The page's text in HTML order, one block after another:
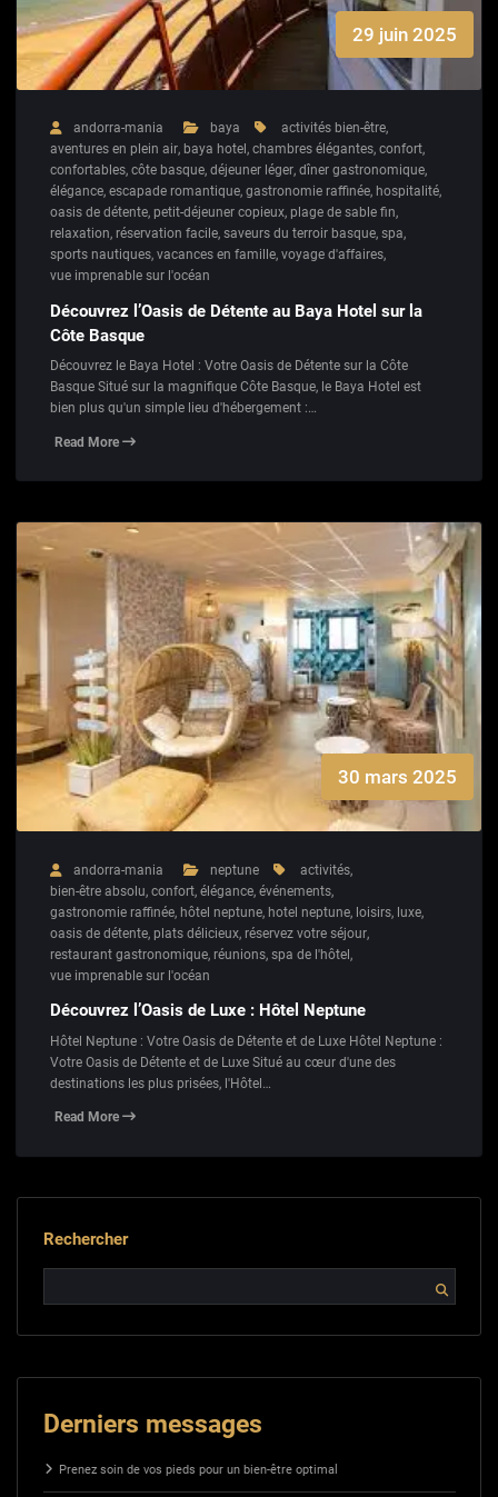
29 juin 2025
andorra-mania baya activités bien-être,
aventures en plein air, baya hotel , chambres élégantes, confort,
confortables, côte basque, déjeuner léger, dîner gastronomique,
élégance, escapade romantique, gastronomie raffinée, hospitalité,
oasis de détente, petit-déjeuner copieux, plage de sable fin,
relaxation, réservation facile, saveurs du terroir basque, spa,
sports nautiques, vacances en famille, voyage d'affaires,
vue imprenable sur l'océan
Découvrez l’Oasis de Détente au Baya Hotel sur la
Côte Basque
Découvrez le Baya Hotel : Votre Oasis de Détente sur la Côte
Basque Situé sur la magnifique Côte Basque, le Baya Hotel est
bien plus qu'un simple lieu d'hébergement :…
Read More
30 mars 2025
andorra-mania neptune activités,
bien-être absolu, confort, élégance, événements,
gastronomie raffinée, hôtel neptune, hotel neptune, loisirs, luxe,
oasis de détente, plats délicieux, réservez votre séjour,
restaurant gastronomique, réunions, spa de l'hôtel,
vue imprenable sur l'océan
Découvrez l’Oasis de Luxe : Hôtel Neptune
Hôtel Neptune : Votre Oasis de Détente et de Luxe Hôtel Neptune :
Votre Oasis de Détente et de Luxe Situé au cœur d'une des
destinations les plus prisées, l'Hôtel…
Read More
Rechercher
Derniers messages
Prenez soin de vos pieds pour un bien-être optimal